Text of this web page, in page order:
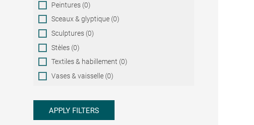
Peintures (0)
Sceaux & glyptique (0)
Sculptures (0)
Stèles (0)
Textiles & habillement (0)
Vases & vaisselle (0)
APPLY FILTERS